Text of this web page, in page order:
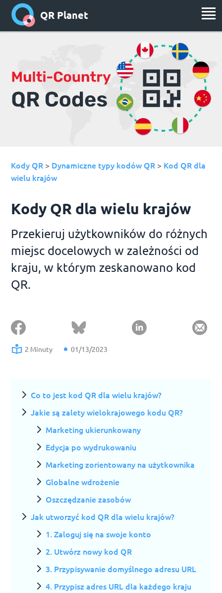
QR Planet
Kody QR > Dynamiczne typy kodów QR > Kod QR dla
wielu krajów
Kody QR dla wielu krajów
Przekieruj użytkowników do różnych
miejsc docelowych w zależności od
kraju, w którym zeskanowano kod
QR.
2 Minuty 01/13/2023
Co to jest kod QR dla wielu krajów?
Jakie są zalety wielokrajowego kodu QR?
Marketing ukierunkowany
Edycja po wydrukowaniu
Marketing zorientowany na użytkownika
Globalne wdrożenie
Oszczędzanie zasobów
Jak utworzyć kod QR dla wielu krajów?
1. Zaloguj się na swoje konto
2. Utwórz nowy kod QR
3. Przypisywanie domyślnego adresu URL
4. Przypisz adres URL dla każdego kraju